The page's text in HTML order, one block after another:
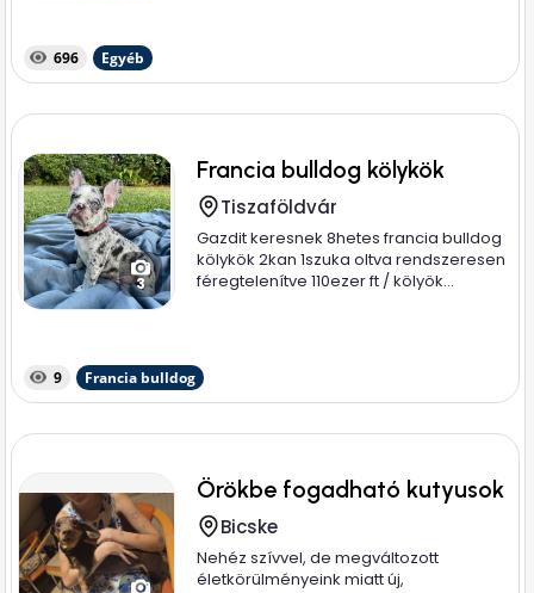
696 Egyéb
3
Francia bulldog kölykök
Tiszaföldvár
Gazdit keresnek 8hetes francia bulldog
kölykök 2kan 1szuka oltva rendszeresen
féregtelenítve 110ezer ft / kölyök...
9 Francia bulldog
Örökbe fogadható kutyusok
Bicske
Nehéz szívvel, de megváltozott
életkörülményeink miatt új,